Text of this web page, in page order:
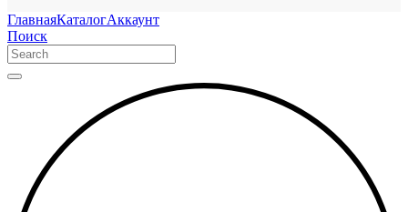
ГлавнаяКаталогАккаунт
Поиск